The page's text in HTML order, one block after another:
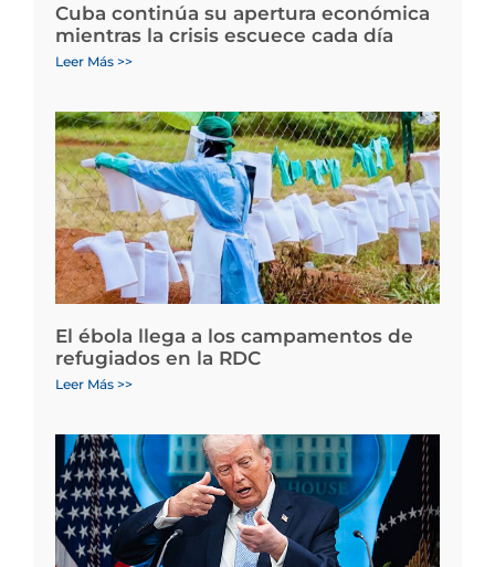
Cuba continúa su apertura económica
mientras la crisis escuece cada día
Leer Más >>
El ébola llega a los campamentos de
refugiados en la RDC
Leer Más >>